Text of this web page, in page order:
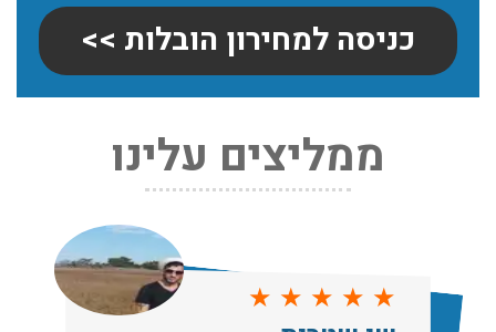
כניסה למחירון הובלות >>
ממליצים עלינו
★
★
★
★
★
שירותי אריזה:
לפני שמתבצעת ההובלה צריכים לדאוג לארוז את הכל כמו
שצריך! פורטל המובילים בישראל מציע לכם שירותי אריזה
ברמה הגבוהה ביותר, לקבלת הצעת מחיר כנסו עכשיו
עודכן לאחרונה: 31/05/2026, 15:42